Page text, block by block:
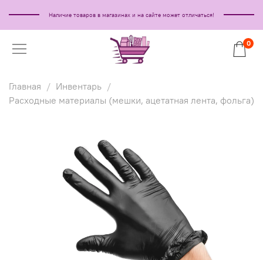
Наличие товаров в магазинах и на сайте может отличаться!
0
Главная
Инвентарь
Расходные материалы (мешки, ацетатная лента, фольга)